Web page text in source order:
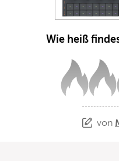
Wie heiß
von